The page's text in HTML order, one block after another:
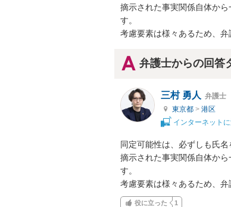
摘示された事実関係自体か
す。
考慮要素は様々あるため、弁
弁護士からの回答
三村 勇人 弁護士
東京都 > 港区
インターネット
同定可能性は、必ずしも氏
摘示された事実関係自体か
す。
考慮要素は様々あるため、弁
役に立った 1